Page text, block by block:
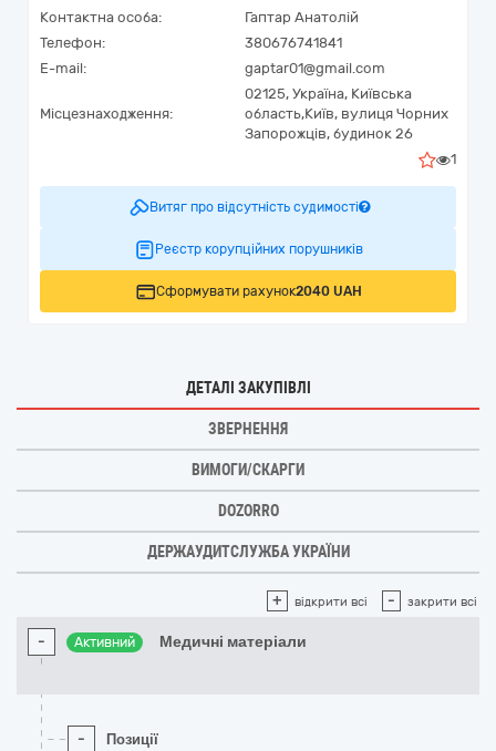
Контактна особа:
Гаптар Анатолій
Телефон:
380676741841
E-mail:
gaptar01@gmail.com
Місцезнаходження:
02125, Україна, Київська
область,Київ, вулиця Чорних
Запорожців, будинок 26
1
Витяг про відсутність судимості
Реєстр корупційних порушників
Сформувати рахунок2040 UAH
ДЕТАЛІ ЗАКУПІВЛІ
ЗВЕРНЕННЯ
ВИМОГИ/СКАРГИ
DOZORRO
ДЕРЖАУДИТСЛУЖБА УКРАЇНИ
+ відкрити всі - закрити всі
- Активний Медичні матеріали
- Позиції